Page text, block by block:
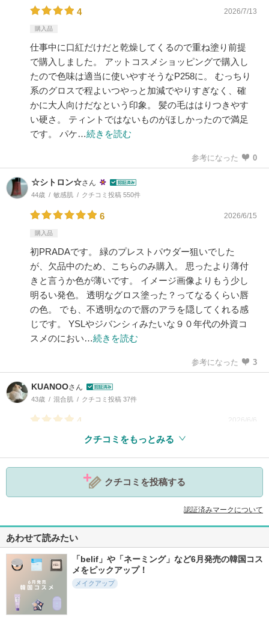
4 2026/7/13
購入品
仕事中に口紅だけだと乾燥してくるので重ね塗り前提
で購入しました。 アットコスメショッピングで購入し
たので色味は適当に使いやすそうなP258に。 むっちり
系のグロスで程よいつやっと加減でやりすぎなく、確
かに大人向けだなという印象。 髪の毛ははりつきやす
い硬さ。 ティントではないものがほしかったので満足
です。 パケ…続きを読む
参考になった 0
☆シトロン☆さん
44歳 敏感肌 クチコミ投稿 550件
6 2026/6/15
購入品
初PRADAです。 緑のプレストパウダー狙いでした
が、欠品中のため、こちらのみ購入。 思ったより薄付
きと言うか色が薄いです。 イメージ画像よりもう少し
明るい発色。 透明なグロス塗った？ってなるくらい唇
の色。 でも、不透明なので唇のアラを隠してくれる感
じです。 YSLやジバンシィみたいな９０年代の外資コ
スメのにおい…続きを読む
参考になった 3
KUANOOさん
43歳 混合肌 クチコミ投稿 37件
4 2026/6/6
クチコミをもっとみる
クチコミを投稿する
認証済みマークについて
あわせて読みたい
「belif」や「ネーミング」など6月発売の韓国コス
メをピックアップ！
メイクアップ